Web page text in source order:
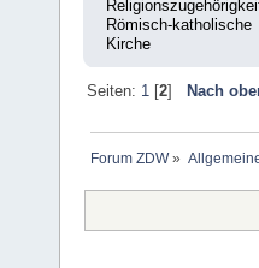
Römisch-katholische
Kirche
Seiten: 1 [2] Nach
Forum ZDW»